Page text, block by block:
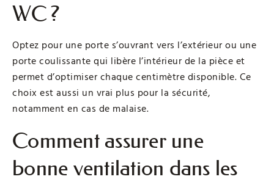
WC ?
Optez pour une porte s’ouvrant vers l’extérieur ou une
porte coulissante qui libère l’intérieur de la pièce et
permet d’optimiser chaque centimètre disponible. Ce
choix est aussi un vrai plus pour la sécurité,
notamment en cas de malaise.
Comment assurer une
bonne ventilation dans les